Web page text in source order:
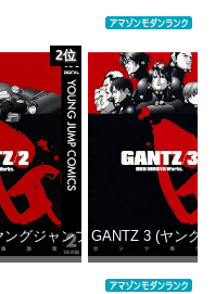
2位
グジャンプコミックス
GANTZ 3 (ヤング